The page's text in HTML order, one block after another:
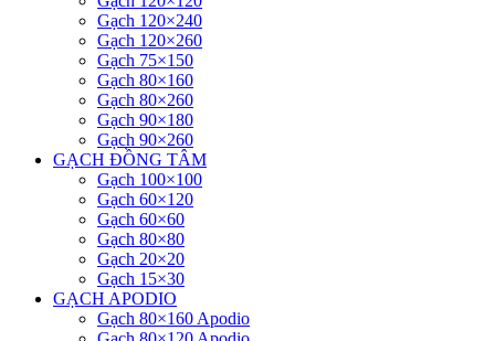
Gạch 120×240
Gạch 120×260
Gạch 75×150
Gạch 80×160
Gạch 80×260
Gạch 90×180
Gạch 90×260
GẠCH ĐỒNG TÂM
Gạch 100×100
Gạch 60×120
Gạch 60×60
Gạch 80×80
Gạch 20×20
Gạch 15×30
GẠCH APODIO
Gạch 80×160 Apodio